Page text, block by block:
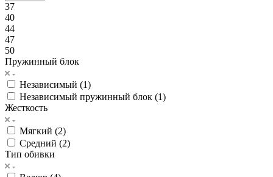
37
40
44
47
50
Пружинный блок
Независимый (1)
Независимый пружинный блок (1)
Жесткость
Мягкий (2)
Средний (2)
Тип обивки